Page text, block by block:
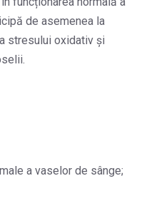
de asemenea la
stresului oxidativ și
a vaselor de sânge;